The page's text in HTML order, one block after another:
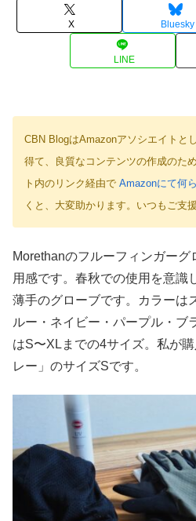
X Bluesky
LINE
CBN BlogはAmazonアソシエイトと
得て、良質なコンテンツの作成のた
ト内のリンク経由で Amazonにて何
くと、大変助かります。いつもご支
Morethanのフルーフィンガー
用感です。春秋での使用を意識
薄手のグローブです。カラーは
ルー・ネイビー・パープル・ブ
はS〜XLまでの4サイズ。私が
レー」のサイズSです。